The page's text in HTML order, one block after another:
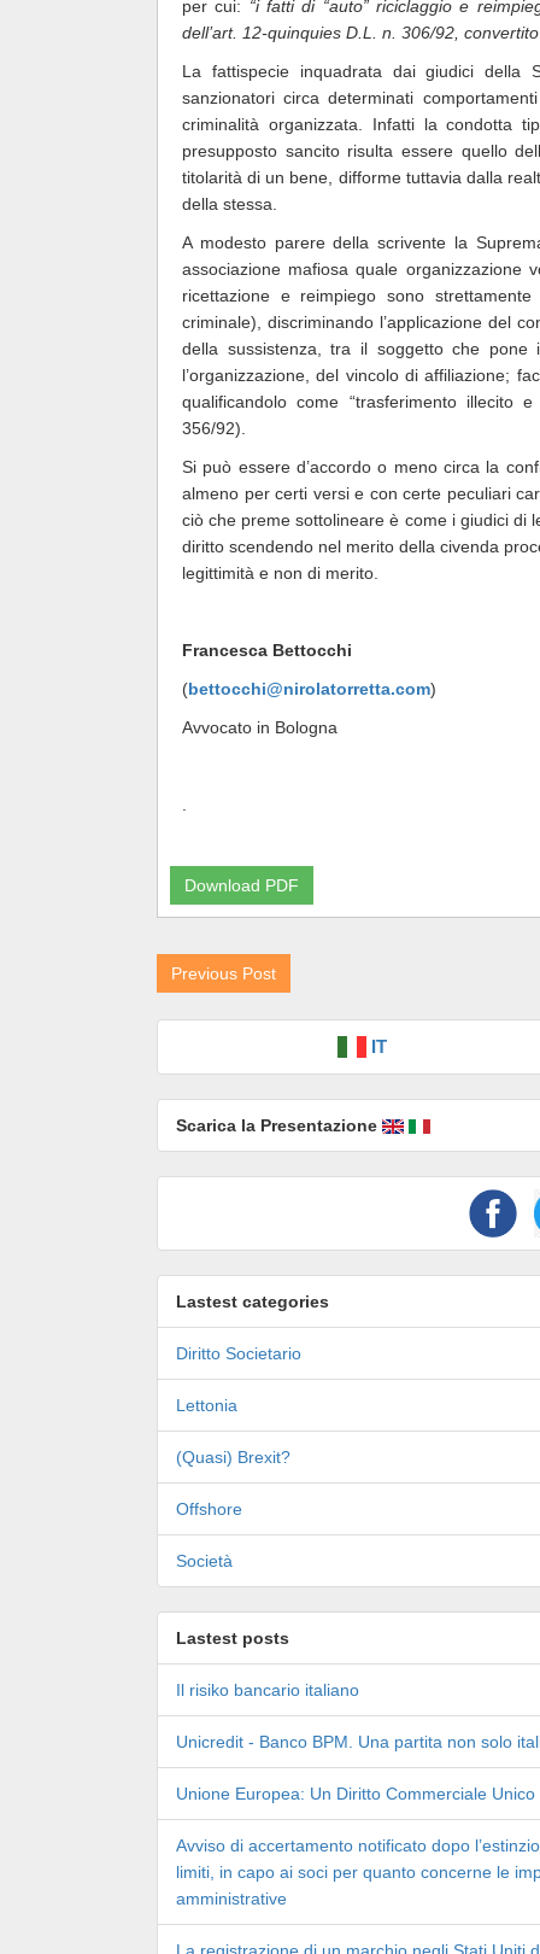
per cui: “i fatti di “auto” riciclaggio e
dell’art. 12-quinquies D.L. n. 306/92,
La fattispecie inquadrata dai giudici della
sanzionatori circa determinati
criminalità organizzata. Infatti la condotta
presupposto sancito risulta essere quello
titolarità di un bene, difforme tuttavia dalla
della stessa.
A modesto parere della scrivente la
associazione mafiosa quale
ricettazione e reimpiego sono
criminale), discriminando l’applicazione del
della sussistenza, tra il soggetto che pone
l’organizzazione, del vincolo di affiliazione;
qualificandolo come “trasferimento illecito
356/92).
Si può essere d’accordo o meno circa la
almeno per certi versi e con certe peculiari
ciò che preme sottolineare è come i giudici di
diritto scendendo nel merito della civenda
legittimità e non di merito.
Francesca Bettocchi
(bettocchi@nirolatorretta.com)
Avvocato in Bologna
Download PDF
Previous Post
IT
Scarica la Presentazione
Lastest categories
Diritto Societario
Lettonia
(Quasi) Brexit?
Offshore
Società
Lastest posts
Il risiko bancario italiano
Unicredit - Banco BPM. Una partita non solo
Unione Europea: Un Diritto Commerciale Unico
Avviso di accertamento notificato dopo
limiti, in capo ai soci per quanto concerne le
amministrative